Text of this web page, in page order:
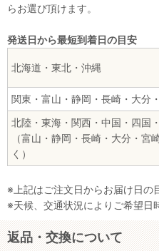
らお選び頂けます。
発送日から最短到着日の目安
北海道・東北・沖縄
関東・富山・静岡・長崎・大分
北陸・東海・関西・中国・四国
（富山・静岡・長崎・大分・宮
く）
※上記はご注文日からお届け日の
※天候、交通状況によりご希望日
返品・交換について